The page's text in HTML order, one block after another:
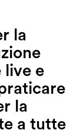
la
live e
la
a tutte